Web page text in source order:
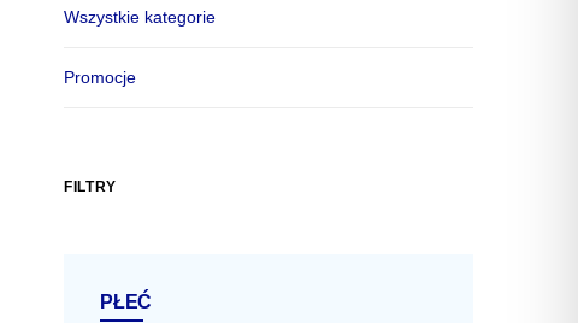
Wszystkie kategorie
Promocje
FILTRY
PŁEĆ